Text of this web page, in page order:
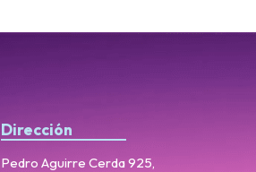
Dirección
Pedro Aguirre Cerda 925,